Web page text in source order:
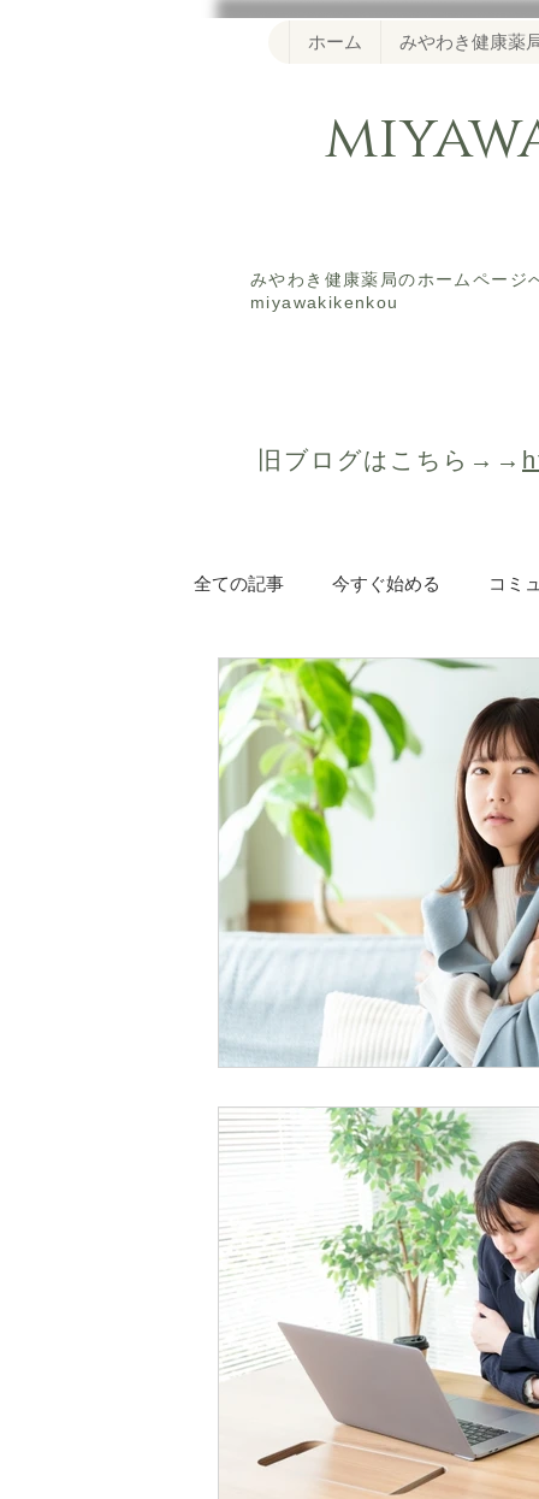
ホーム みやわき健康薬
みやわき健康薬局のホームペー
miyawakikenkou
​旧ブログはこちら→→
全ての記事 今すぐ始める コミ
花粉症 アトピー性皮膚炎
尿漏れ 更年期障害 頭痛
慢性疲労